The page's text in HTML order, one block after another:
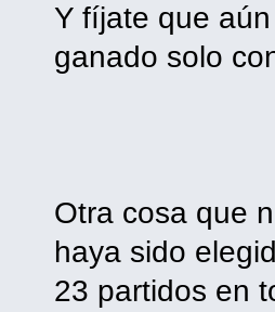
Y fíjate que
ganado solo
Otra cosa que
haya sido
23 partidos en